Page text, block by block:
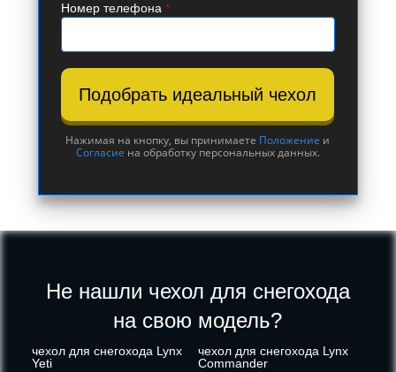
Номер телефона *
Подобрать идеальный чехол
Нажимая на кнопку, вы принимаете Положение и
Согласие на обработку персональных данных.
Не нашли чехол для снегохода
на свою модель?
чехол для снегохода Lynx
Yeti
чехол для снегохода Lynx
Commander